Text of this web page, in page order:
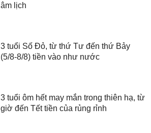
âm lịch
3 tuổi Số Đỏ, từ thứ Tư đến thứ Bảy
(5/8-8/8) tiền vào như nước
3 tuổi ôm hết may mắn trong thiên hạ, từ
giờ đến Tết tiền của rủng rỉnh